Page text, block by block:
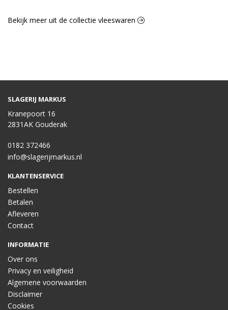
Bekijk meer uit de collectie vleeswaren
SLAGERIJ MARKUS
Kranepoort 16
2831AK Gouderak
0182 372466
info@slagerijmarkus.nl
KLANTENSERVICE
Bestellen
Betalen
Afleveren
Contact
INFORMATIE
Over ons
Privacy en veiligheid
Algemene voorwaarden
Disclaimer
Cookies